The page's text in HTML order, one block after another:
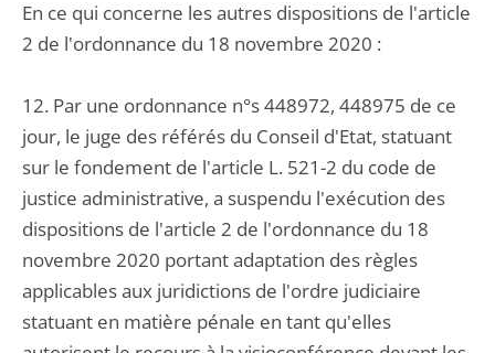
En ce qui concerne les autres dispositions de l'article
2 de l'ordonnance du 18 novembre 2020 :
12. Par une ordonnance n°s 448972, 448975 de ce
jour, le juge des référés du Conseil d'Etat, statuant
sur le fondement de l'article L. 521-2 du code de
justice administrative, a suspendu l'exécution des
dispositions de l'article 2 de l'ordonnance du 18
novembre 2020 portant adaptation des règles
applicables aux juridictions de l'ordre judiciaire
statuant en matière pénale en tant qu'elles